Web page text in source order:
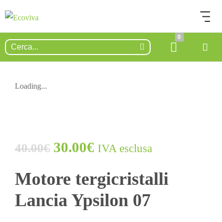
0
Loading...
40.00€ 30.00€ IVA esclusa
Motore tergicristalli
Lancia Ypsilon 07